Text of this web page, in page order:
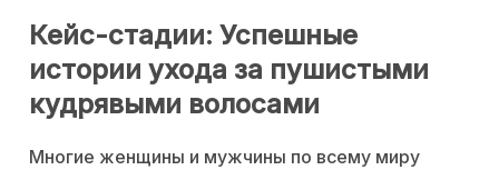
Кейс-стадии: Успешные
истории ухода за пушистыми
кудрявыми волосами
Многие женщины и мужчины по всему миру